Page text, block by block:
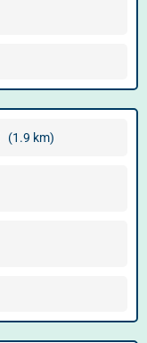
(1.9 km)